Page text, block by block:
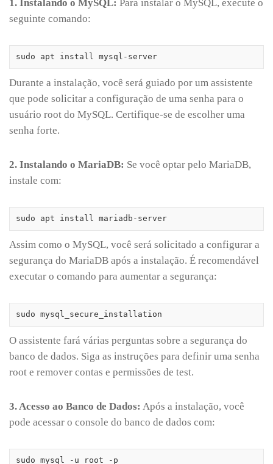
1. Instalando o MySQL: Para instalar o MySQL, execute o
seguinte comando:
sudo apt install mysql-server
Durante a instalação, você será guiado por um assistente
que pode solicitar a configuração de uma senha para o
usuário root do MySQL. Certifique-se de escolher uma
senha forte.
2. Instalando o MariaDB: Se você optar pelo MariaDB,
instale com:
sudo apt install mariadb-server
Assim como o MySQL, você será solicitado a configurar a
segurança do MariaDB após a instalação. É recomendável
executar o comando para aumentar a segurança:
sudo mysql_secure_installation
O assistente fará várias perguntas sobre a segurança do
banco de dados. Siga as instruções para definir uma senha
root e remover contas e permissões de test.
3. Acesso ao Banco de Dados: Após a instalação, você
pode acessar o console do banco de dados com:
sudo mysql -u root -p